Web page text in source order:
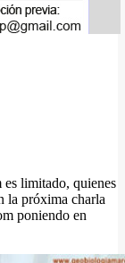
limitado, quienes
la próxima charla
poniendo en